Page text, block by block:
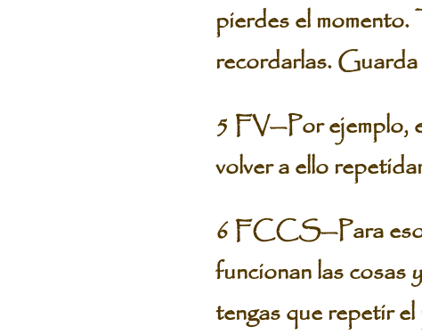
pierdes el
recordarlas.
5 FV—Por ejemplo,
volver a ello
6 FCCS—Para eso
funcionan las cosas
tengas que repetir